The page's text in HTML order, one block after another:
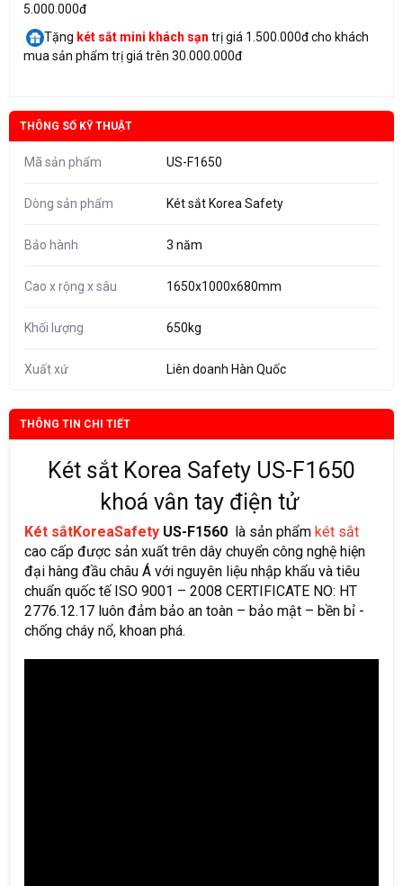
5.000.000đ
Tặng két sắt mini khách sạn trị giá 1.500.000đ cho khách
mua sản phẩm trị giá trên 30.000.000đ
THÔNG TIN CHI TIẾT
Két sắt Korea Safety US-F1650
khoá vân tay điện tử
Két sắtKoreaSafety US-F1560 là sản phẩm két sắt
cao cấp được sản xuất trên dây chuyển công nghệ hiện
đại hàng đầu châu Á với nguyên liệu nhập khẩu và tiêu
chuẩn quốc tế ISO 9001 – 2008 CERTIFICATE NO: HT
2776.12.17 luôn đảm bảo an toàn – bảo mật – bền bỉ -
chống cháy nổ, khoan phá.
THÔNG SỐ KỸ THUẬT
Mã sản phẩm US-F1650
Dòng sản phẩm Két sắt Korea Safety
Bảo hành 3 năm
Cao x rộng x sâu 1650x1000x680mm
Khối lượng 650kg
Xuất xứ Liên doanh Hàn Quốc